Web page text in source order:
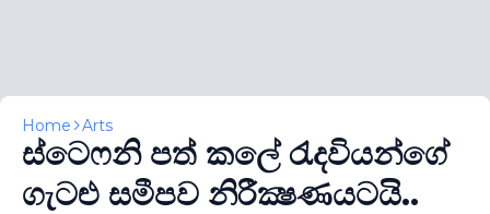
Home Arts
ස්ටෙෆනි පත් කලේ රැදවියන්ගේ
ගැටළු සමීපව නිරීක්‍ෂණයටයි..